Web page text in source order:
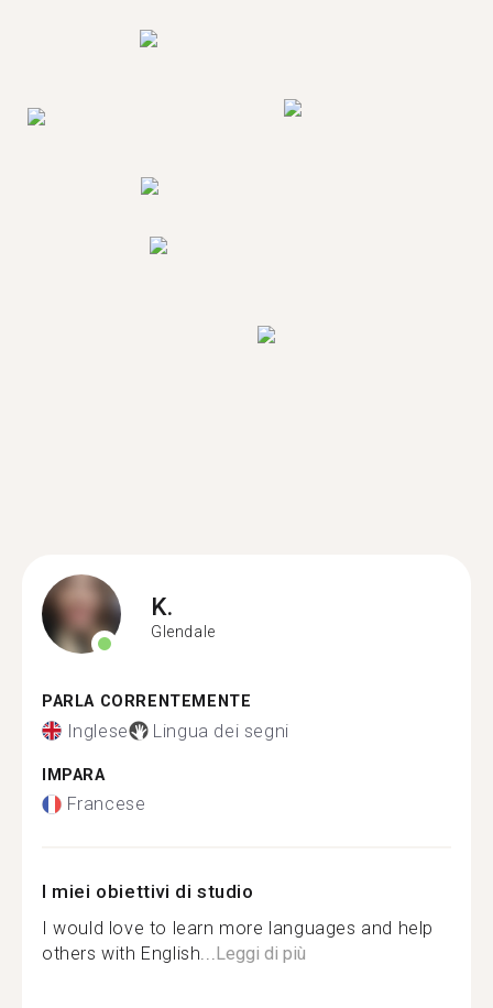
K.
Glendale
PARLA CORRENTEMENTE
Inglese Lingua dei segni
IMPARA
Francese
I miei obiettivi di studio
I would love to learn more languages and help
others with English...Leggi di più